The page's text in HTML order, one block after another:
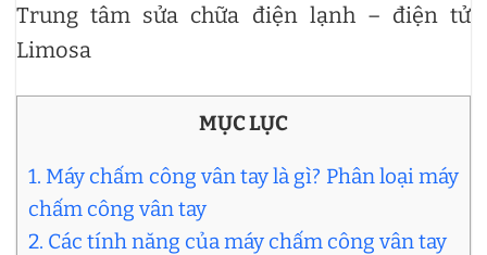
Trung tâm sửa chữa điện lạnh – điện tử
Limosa
MỤC LỤC
1. Máy chấm công vân tay là gì? Phân loại máy
chấm công vân tay
2. Các tính năng của máy chấm công vân tay